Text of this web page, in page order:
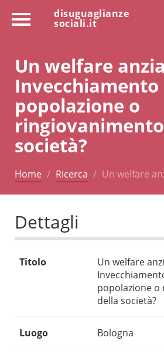
disuguaglianze
sociali.it
Un welfare
Invecchiamento
popolazione o
società?
Home Ricerca Un welfare
Dettagli
Titolo
Un welfare
popolazione
della società?
Luogo Bologna